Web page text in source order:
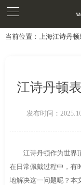
当前位置： 上海江诗丹
江诗丹顿
发布时间：
江诗丹顿作为世界顶
在日常佩戴过程中，有
地解决这一问题呢？本